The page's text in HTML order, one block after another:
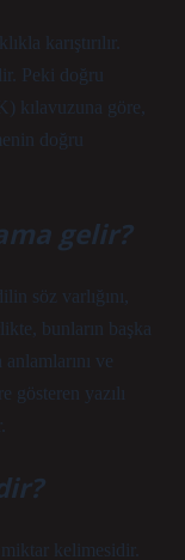
karıştırılır.
Peki doğru
kılavuzuna göre,
doğru
gelir?
söz varlığını,
bunların başka
ve
gösteren yazılı
kelimesidir.